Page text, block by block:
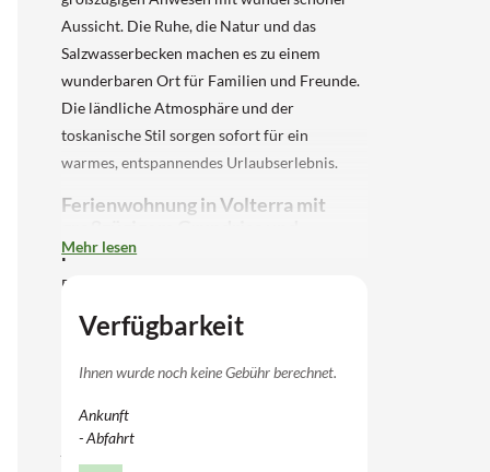
Aussicht. Die Ruhe, die Natur und das
Salzwasserbecken machen es zu einem
wunderbaren Ort für Familien und Freunde.
Die ländliche Atmosphäre und der
toskanische Stil sorgen sofort für ein
warmes, entspannendes Urlaubserlebnis.
Ferienwohnung in Volterra mit
privatem Außenbereich
Das Ferienhaus besteht aus zwei
Stockwerken und bietet ein helles
Wohnzimmer mit Essbereich und Küche im
Erdgeschoss sowie zwei Schlafzimmer mit
es zwei weitere komfortable Schlafzimmer,
jedes mit eigenem Badezimmer. Draußen
Mehr lesen
Verfügbarkeit
Ihnen wurde noch keine Gebühr berechnet.
Ankunft
- Abfahrt